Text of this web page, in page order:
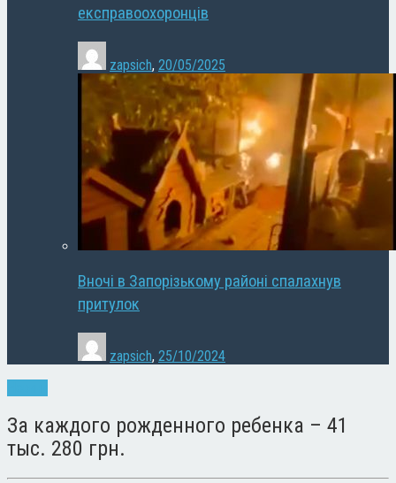
експравоохоронців
zapsich, 20/05/2025
Вночі в Запорізькому районі спалахнув
притулок
zapsich, 25/10/2024
За каждого рожденного ребенка – 41
тыс. 280 грн.